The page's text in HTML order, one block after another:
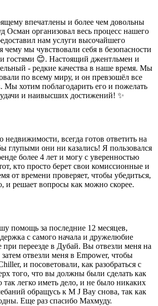
впечатлены и более чем довольны
Осман организовал весь процесс нашего
нам услуги высочайшего
чему мы чувствовали себя в безопасности
гостями 😊. Настоящий джентльмен и
- редкие качества в наше время. Мы
по всему миру, и он превзошёл все
хотим поблагодарить его и пожелать
и наивысших достижений! ✨️
всегда готов ответить на
глупыми они ни казались! Я пользовался
более 4 лет и могу с уверенностью
кто просто берет свои комиссионные и
от времени проверяет, чтобы убедиться,
и решает вопросы как можно скорее.
помощь за последние 12 месяцев,
с самого начала и дружелюбие
при переезде в Дубай. Вы отвезли меня на
отвезли меня в Empower, чтобы
и посоветовали, как разобраться с
того, что вы должны были сделать как
легко иметь дело, и не было никаких
обращусь к M J Bay снова, так как
Еще раз спасибо Махмуду.